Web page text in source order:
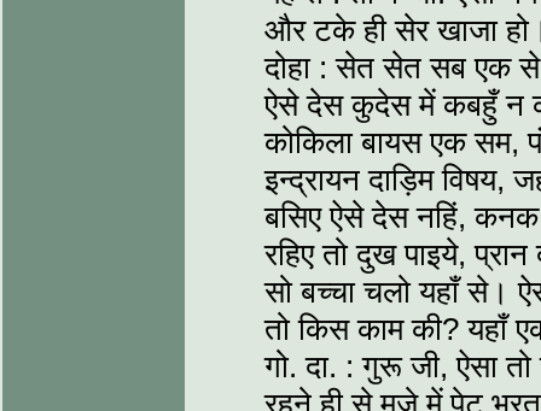
और टके ही सेर खाजा
दोहा : सेत सेत सब एक
ऐसे देस कुदेस में कबहुँ न
कोकिला बायस एक सम,
इन्द्रायन दाड़िम विषय,
बसिए ऐसे देस नहिं, कनक
रहिए तो दुख पाइये, प्रान
सो बच्चा चलो यहाँ से।
तो किस काम की? यहाँ
गो. दा. : गुरू जी, ऐसा
रहने ही से मजे में पेट